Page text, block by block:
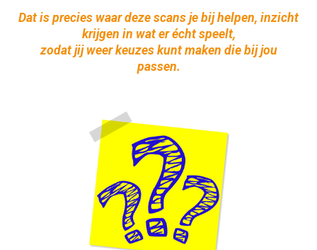
Dat is precies waar deze scans je bij helpen, inzicht
krijgen in wat er écht speelt,
zodat jij weer keuzes kunt maken die bij jou
passen.